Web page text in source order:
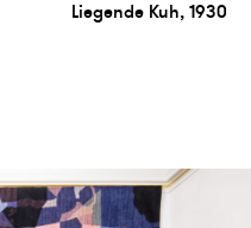
Liegende Kuh, 1930